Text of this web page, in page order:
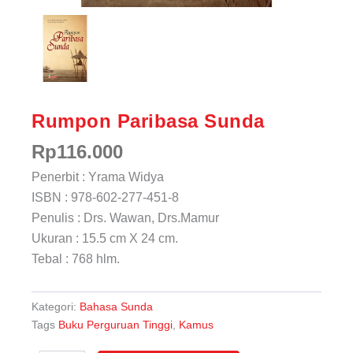
Rumpon Paribasa Sunda
Rp116.000
Penerbit : Yrama Widya
ISBN : 978-602-277-451-8
Penulis : Drs. Wawan, Drs.Mamur
Ukuran : 15.5 cm X 24 cm.
Tebal : 768 hlm.
Kategori: Bahasa Sunda
Tags Buku Perguruan Tinggi Kamus